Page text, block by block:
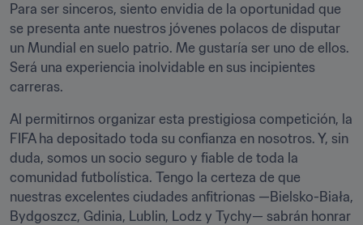
Para ser sinceros, siento envidia de la oportunidad que
se presenta ante nuestros jóvenes polacos de disputar
un Mundial en suelo patrio. Me gustaría ser uno de ellos.
Será una experiencia inolvidable en sus incipientes
carreras.
Al permitirnos organizar esta prestigiosa competición, la
FIFA ha depositado toda su confianza en nosotros. Y, sin
duda, somos un socio seguro y fiable de toda la
comunidad futbolística. Tengo la certeza de que
nuestras excelentes ciudades anfitrionas —Bielsko-Biała,
Bydgoszcz, Gdinia, Lublin, Lodz y Tychy— sabrán honrar